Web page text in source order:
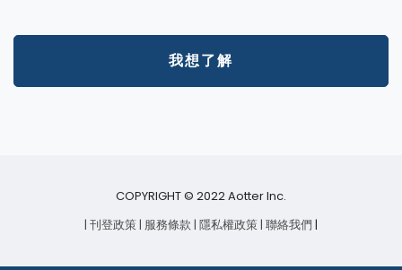
我想了解
COPYRIGHT © 2022 Aotter Inc.
| 刊登政策 | 服務條款 | 隱私權政策 | 聯絡我們 |